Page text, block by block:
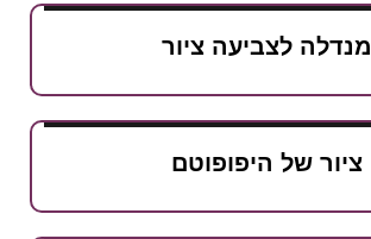
מנדלה לצביעה ציור
ציור של היפופוטם